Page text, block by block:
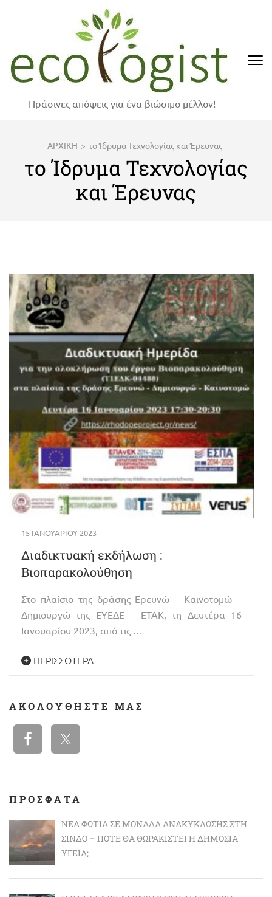
Enter)
Πράσινες απόψεις για ένα βιώσιμο μέλλον!
ΑΡΧΙΚΗ > το Ίδρυμα Τεχνολογίας και Έρευνας
το Ίδρυμα Τεχνολογίας
και Έρευνας
15 ΙΑΝΟΥΑΡΊΟΥ 2023
Διαδικτυακή εκδήλωση :
Βιοπαρακολούθηση
Στο πλαίσιο της δράσης Ερευνώ – Καινοτομώ –
Δημιουργώ της ΕΥΕΔΕ – ΕΤΑΚ, τη Δευτέρα 16
Ιανουαρίου 2023, από τις …
ΠΕΡΙΣΣΌΤΕΡΑ
ΑΚΟΛΟΥΘΉΣΤΕ ΜΑΣ
ΠΡΟΣΦΑΤΑ
ΝΈΑ ΦΩΤΙΆ ΣΕ ΜΟΝΆΔΑ ΑΝΑΚΎΚΛΩΣΗΣ ΣΤΗ
ΣΊΝΔΟ – ΠΌΤΕ ΘΑ ΘΩΡΑΚΙΣΤΕΊ Η ΔΗΜΌΣΙΑ
ΥΓΕΊΑ;